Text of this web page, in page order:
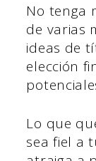
No tenga
de varias
ideas de
elección
Lo que
sea fiel a